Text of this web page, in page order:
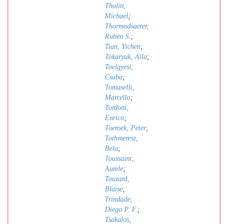
Tholin,
Michael;
Thormodsaeter,
Ruben S. ;
Tian, Yichen;
Tokaryuk, Alla;
Toelgyesi,
Csaba;
Tomaselli,
Marcello;
Tordoni,
Enrico;
Toeroek, Peter;
Tothmeresz,
Bela;
Toussaint,
Aurele;
Touzard,
Blaise;
Trindade,
Diego P. F. ;
Tsakalos,